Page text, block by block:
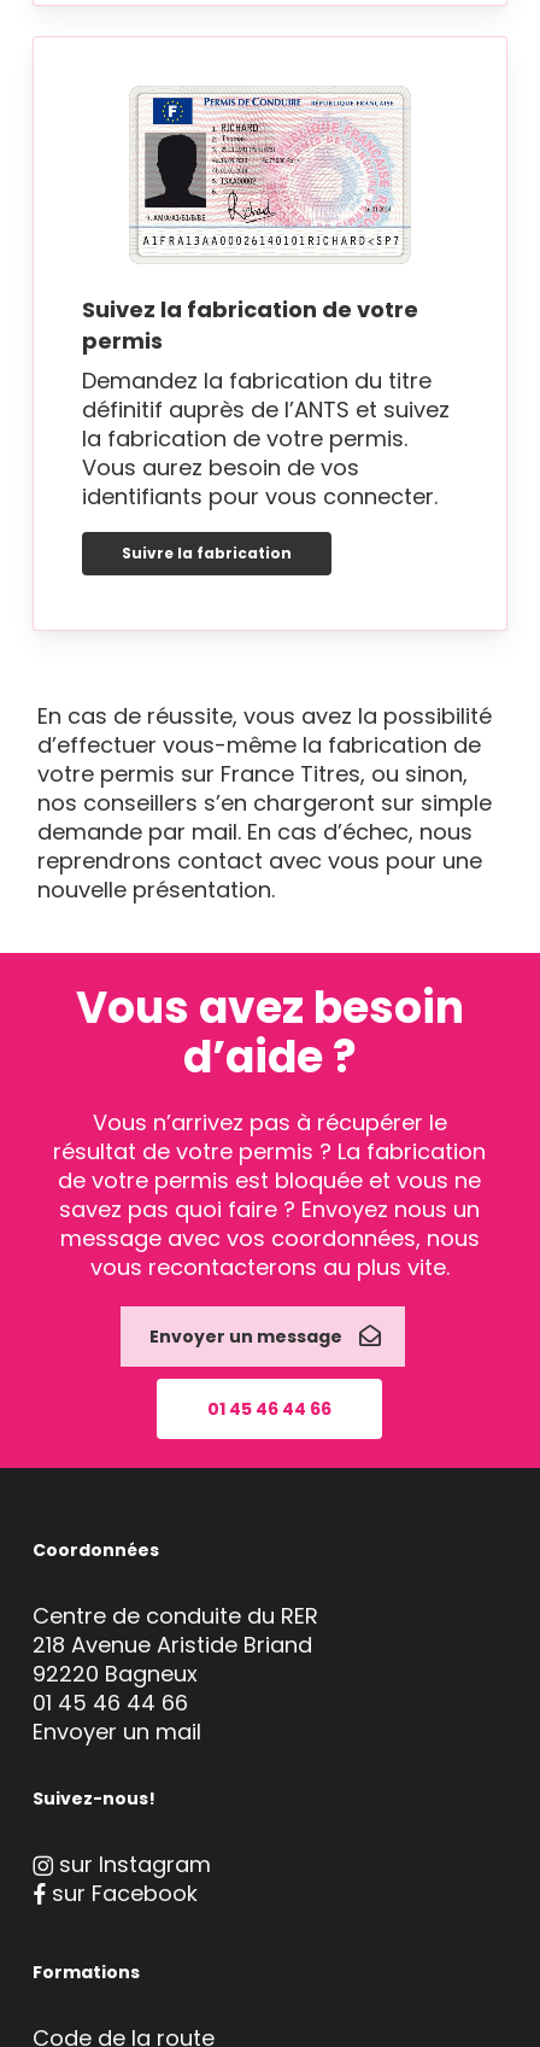
Suivez la fabrication de votre
permis
Demandez la fabrication du titre
définitif auprès de l’ANTS et suivez
la fabrication de votre permis.
Vous aurez besoin de vos
identifiants pour vous connecter.
Suivre la fabrication
En cas de réussite, vous avez la possibilité
d’effectuer vous-même la fabrication de
votre permis sur France Titres, ou sinon,
nos conseillers s’en chargeront sur simple
demande par mail. En cas d’échec, nous
reprendrons contact avec vous pour une
nouvelle présentation.
Vous avez besoin
d’aide ?
Vous n’arrivez pas à récupérer le
résultat de votre permis ? La fabrication
de votre permis est bloquée et vous ne
savez pas quoi faire ? Envoyez nous un
message avec vos coordonnées, nous
vous recontacterons au plus vite.
Envoyer un message
01 45 46 44 66
Coordonnées
Centre de conduite du RER
218 Avenue Aristide Briand
92220 Bagneux
01 45 46 44 66
Envoyer un mail
Suivez-nous!
sur Instagram
sur Facebook
Formations
Code de la route